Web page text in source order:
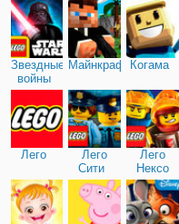
Звездные
войны
МайнкрафтКогама
Лего
Лего
Сити
Лего
Нексо
Найтс